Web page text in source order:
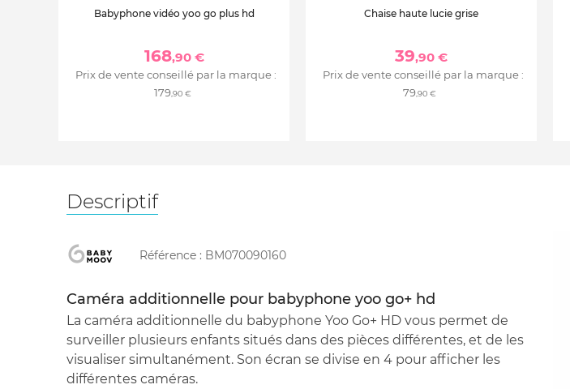
Babyphone vidéo yoo go plus hd
168,90 €
Prix de vente conseillé par la marque :
179,90 €
Chaise haute lucie grise
39,90 €
Prix de vente conseillé par la marque :
79,90 €
Descriptif
Référence : BM070090160
Caméra additionnelle pour babyphone yoo go+ hd
La caméra additionnelle du babyphone Yoo Go+ HD vous permet de
surveiller plusieurs enfants situés dans des pièces différentes, et de les
visualiser simultanément. Son écran se divise en 4 pour afficher les
différentes caméras.